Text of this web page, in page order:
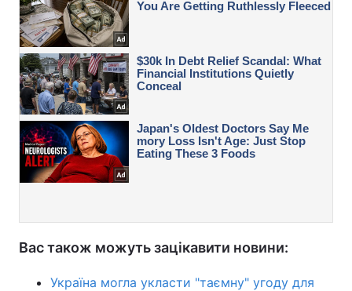
Вас також можуть зацікавити новини:
Україна могла укласти "таємну" угоду для